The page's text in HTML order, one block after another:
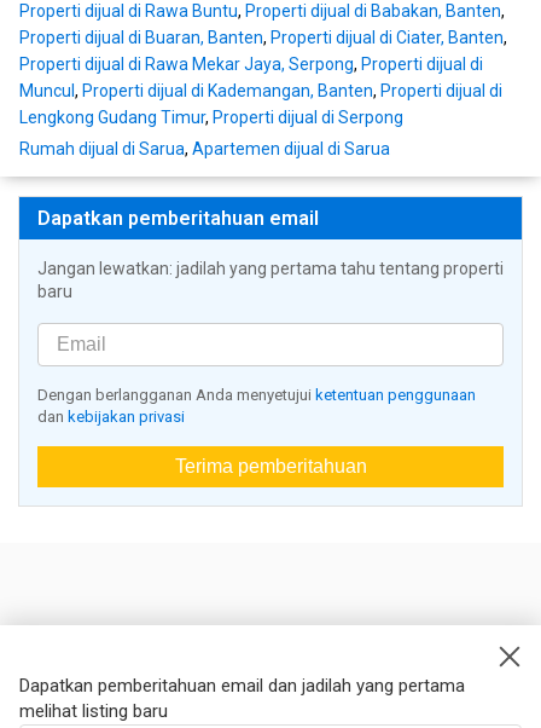
Properti dijual di Rawa Buntu, Properti dijual di Babakan, Banten,
Properti dijual di Buaran, Banten, Properti dijual di Ciater, Banten,
Properti dijual di Rawa Mekar Jaya, Serpong, Properti dijual di
Muncul , Properti dijual di Kademangan, Banten, Properti dijual di
Lengkong Gudang Timur, Properti dijual di Serpong
Rumah dijual di Sarua, Apartemen dijual di Sarua
Dapatkan pemberitahuan email
Jangan lewatkan: jadilah yang pertama tahu tentang properti
baru
Dengan berlangganan Anda menyetujui ketentuan penggunaan
dan kebijakan privasi
Terima pemberitahuan
Dapatkan pemberitahuan email dan jadilah yang pertama
melihat listing baru
Kontak kami
Hukum